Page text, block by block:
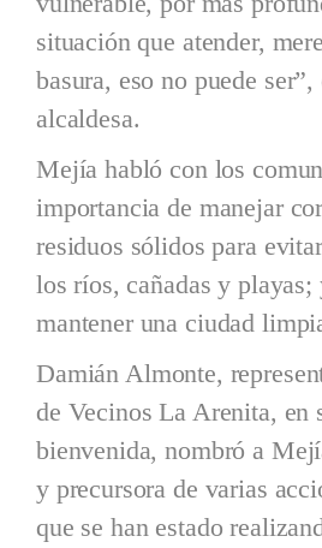
situación que atender,
basura, eso no puede
alcaldesa.
Mejía habló con los
importancia de manejar
residuos sólidos para
los ríos, cañadas y playas;
mantener una ciudad
Damián Almonte,
de Vecinos La Arenita, en
bienvenida, nombró a
y precursora de varias
que se han estado